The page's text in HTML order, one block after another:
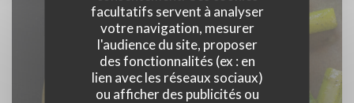
facultatifs servent à analyser
votre navigation, mesurer
l'audience du site, proposer
des fonctionnalités (ex : en
lien avec les réseaux sociaux)
ou afficher des publicités ou